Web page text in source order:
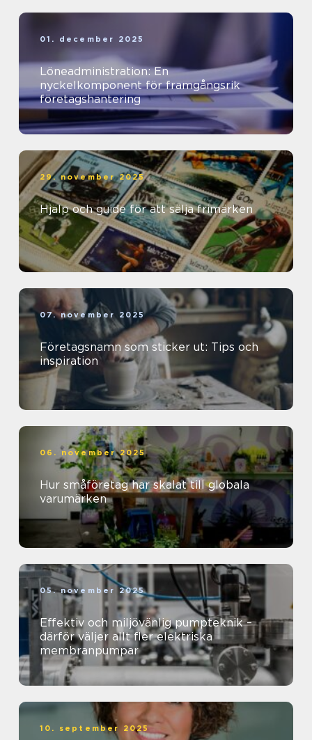
01. december 2025
Löneadministration: En
nyckelkomponent för framgångsrik
företagshantering
29. november 2025
Hjälp och guide för att sälja frimärken
07. november 2025
Företagsnamn som sticker ut: Tips och
inspiration
06. november 2025
Hur småföretag har skalat till globala
varumärken
05. november 2025
Effektiv och miljövänlig pumpteknik –
därför väljer allt fler elektriska
membranpumpar
10. september 2025